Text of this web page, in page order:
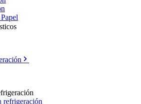
refrigeración